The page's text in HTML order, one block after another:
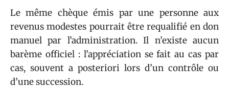
Le même chèque émis par une personne aux
revenus modestes pourrait être requalifié en don
manuel par l’administration. Il n’existe aucun
barème officiel : l’appréciation se fait au cas par
cas, souvent a posteriori lors d’un contrôle ou
d’une succession.